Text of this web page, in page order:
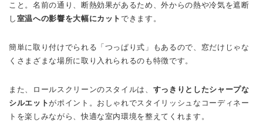
こと。名前の通り、断熱効果があるため、外からの熱や冷気を遮断
し 室温への影響を大幅にカットできます。
簡単に取り付けでられる「つっぱり式」もあるので、窓だけじゃな
くさまざまな場所に取り入れられるのも特徴です。
また、ロールスクリーンのスタイルは、 すっきりとしたシャープな
シルエットがポイント。 おしゃれでスタイリッシュなコーディネー
トを楽しみながら、快適な室内環境を整えてくれます。